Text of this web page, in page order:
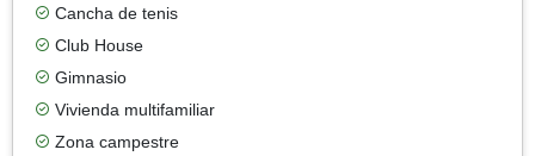
Cancha de tenis
Club House
Gimnasio
Vivienda multifamiliar
Zona campestre